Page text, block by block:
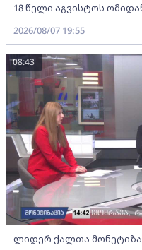
18 წელი აგვისტოს
2026/08/07 19:55
ლიდერ ქალთა
08:43